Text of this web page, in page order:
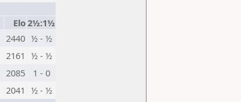
Elo2½:1½
2440 ½ - ½
2161 ½ - ½
2085
1 - 0
2041 ½ - ½